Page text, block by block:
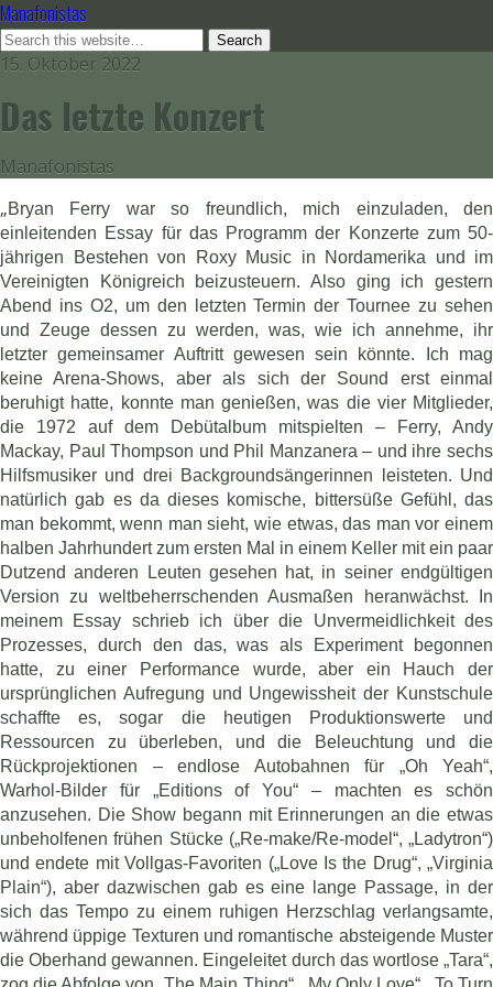
Manafonistas
15. Oktober 2022
Das letzte Konzert
Manafonistas
„Bryan Ferry war so freundlich, mich einzuladen, den
einleitenden Essay für das Programm der Konzerte zum 50-
jährigen Bestehen von Roxy Music in Nordamerika und im
Vereinigten Königreich beizusteuern. Also ging ich gestern
Abend ins O2, um den letzten Termin der Tournee zu sehen
und Zeuge dessen zu werden, was, wie ich annehme, ihr
letzter gemeinsamer Auftritt gewesen sein könnte. Ich mag
keine Arena-Shows, aber als sich der Sound erst einmal
beruhigt hatte, konnte man genießen, was die vier Mitglieder,
die 1972 auf dem Debütalbum mitspielten – Ferry, Andy
Mackay, Paul Thompson und Phil Manzanera – und ihre sechs
Hilfsmusiker und drei Backgroundsängerinnen leisteten. Und
natürlich gab es da dieses komische, bittersüße Gefühl, das
man bekommt, wenn man sieht, wie etwas, das man vor einem
halben Jahrhundert zum ersten Mal in einem Keller mit ein paar
Dutzend anderen Leuten gesehen hat, in seiner endgültigen
Version zu weltbeherrschenden Ausmaßen heranwächst. In
meinem Essay schrieb ich über die Unvermeidlichkeit des
Prozesses, durch den das, was als Experiment begonnen
hatte, zu einer Performance wurde, aber ein Hauch der
ursprünglichen Aufregung und Ungewissheit der Kunstschule
schaffte es, sogar die heutigen Produktionswerte und
Ressourcen zu überleben, und die Beleuchtung und die
Rückprojektionen – endlose Autobahnen für „Oh Yeah“,
Warhol-Bilder für „Editions of You“ – machten es schön
anzusehen. Die Show begann mit Erinnerungen an die etwas
unbeholfenen frühen Stücke („Re-make/Re-model“, „Ladytron“)
und endete mit Vollgas-Favoriten („Love Is the Drug“, „Virginia
Plain“), aber dazwischen gab es eine lange Passage, in der
sich das Tempo zu einem ruhigen Herzschlag verlangsamte,
während üppige Texturen und romantische absteigende Muster
die Oberhand gewannen. Eingeleitet durch das wortlose „Tara“,